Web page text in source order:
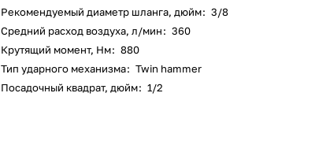
Рекомендуемый диаметр шланга, дюйм: 3/8
Средний расход воздуха, л/мин: 360
Крутящий момент, Нм: 880
Тип ударного механизма: Twin hammer
Посадочный квадрат, дюйм: 1/2